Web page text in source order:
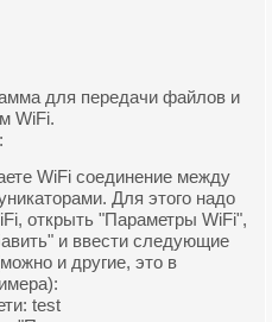
для передачи файлов и
WiFi.
WiFi соединение между
Для этого надо
открыть "Параметры WiFi",
и ввести следующие
и другие, это в
test